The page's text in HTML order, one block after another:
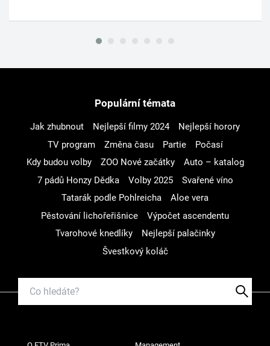
Populární témata
Jak zhubnout Nejlepší filmy 2024
Nejlepší horory
TV program
Změna času Partie
Počasí
Kdy budou volby
ZOO Nové začátky
Auto – katalog
7 pádů Honzy Dědka
Volby 2025
Svařené víno
Tatarák podle Pohlreicha
Aloe vera
Pěstování lichořeřišnice
Výpočet ascendentu
Tvarohové knedlíky
Nejlepší palačinky
Švestkový koláč